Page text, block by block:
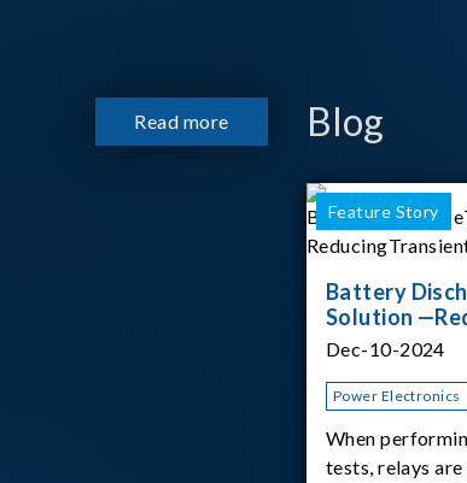
시되고 있습니다. 스마트폰, 디지털 카메
라, 모바일 기기, 외장 스토리지, 노트북,
Read more Blog
Feature Story
Battery
Solution
Transient
Dec-10-2024
Power Electronics
When
tests, relays